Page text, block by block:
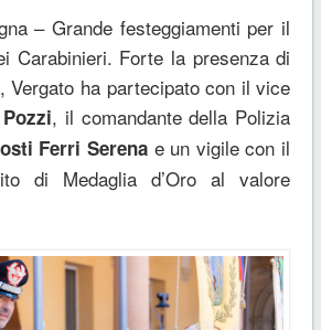
– Grande festeggiamenti per il
Carabinieri. Forte la presenza di
Vergato ha partecipato con il vice
, il comandante della Polizia
Ferri Serenae un vigile con il
di Medaglia d’Oro al valore